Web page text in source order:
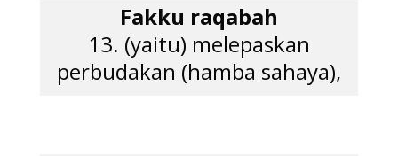
Fakku raqabah
13. (yaitu) melepaskan
perbudakan (hamba sahaya),